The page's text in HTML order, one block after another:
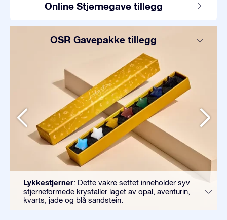
Online Stjernegave tillegg
OSR Gavepakke tillegg
Lykkestjerner: Dette vakre settet inneholder syv
stjerneformede krystaller laget av opal, aventurin,
kvarts, jade og blå sandstein.